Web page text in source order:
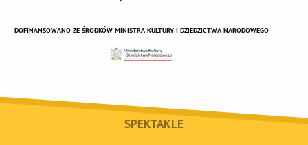
DOFINANSOWANO ZE ŚRODKÓW MINISTRA KULTURY I DZIEDZICTWA NARODOWEGO
SPEKTAKLE